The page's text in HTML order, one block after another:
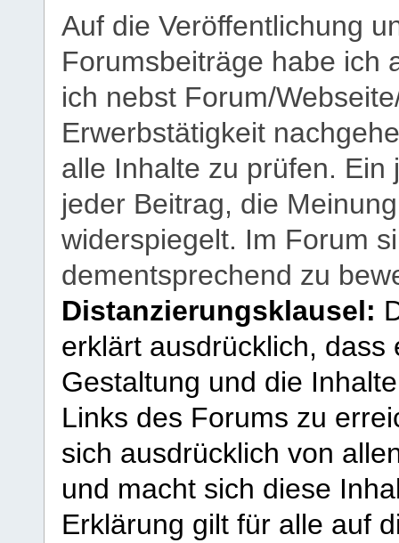
Auf die Veröffentlichung
Forumsbeiträge habe ich
ich nebst Forum/
Erwerbstätigkeit
alle Inhalte zu prüfen.
jeder Beitrag, die
widerspiegelt. Im Forum
dementsprechend zu
Distanzierungsklausel:
erklärt ausdrücklich,
Gestaltung und die
Links des Forums zu
sich ausdrücklich von
und macht sich diese
Erklärung gilt für alle auf